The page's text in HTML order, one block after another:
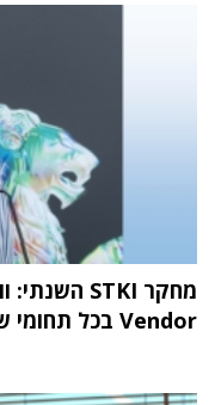
Vendor בכל תחומי שוק ה-IT